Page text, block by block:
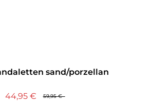
sand/porzellan
59,95 €
44,95 €